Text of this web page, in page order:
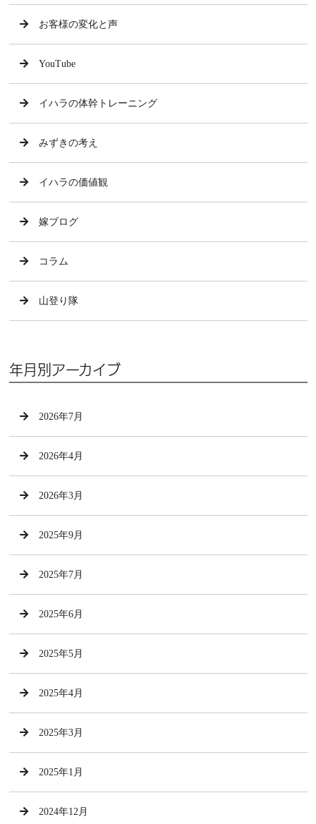
お客様の変化と声
YouTube
イハラの体幹トレーニング
みずきの考え
イハラの価値観
嫁ブログ
コラム
山登り隊
年月別アーカイブ
2026年7月
2026年4月
2026年3月
2025年9月
2025年7月
2025年6月
2025年5月
2025年4月
2025年3月
2025年1月
2024年12月